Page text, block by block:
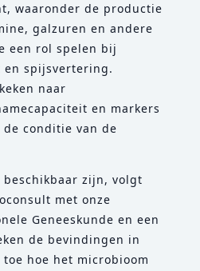
waaronder de productie
galzuren en andere
een rol spelen bij
spijsvertering.
naar
en markers
conditie van de
zijn, volgt
met onze
Geneeskunde en een
de bevindingen in
hoe het microbioom